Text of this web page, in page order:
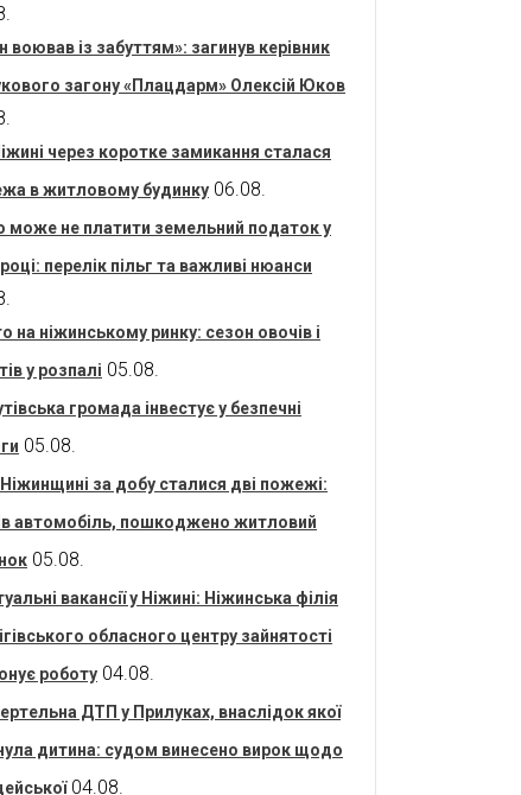
воював із забуттям»: загинув керівник
загону «Плацдарм» Олексій Юков
через коротке замикання сталася
в житловому будинку 06.08.
може не платити земельний податок у
перелік пільг та важливі нюанси
на ніжинському ринку: сезон овочів і
у розпалі 05.08.
громада інвестує у безпечні
05.08.
за добу сталися дві пожежі:
автомобіль, пошкоджено житловий
05.08.
вакансії у Ніжині: Ніжинська філія
обласного центру зайнятості
роботу 04.08.
ДТП у Прилуках, внаслідок якої
дитина: судом винесено вирок щодо
04.08.